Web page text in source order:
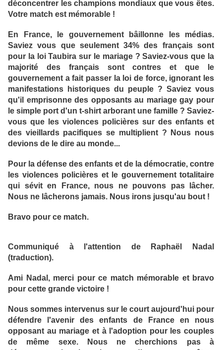
déconcentrer les champions mondiaux que vous êtes.
Votre match est mémorable !
En France, le gouvernement bâillonne les médias.
Saviez vous que seulement 34% des français sont
pour la loi Taubira sur le mariage ? Saviez-vous que la
majorité des français sont contres et que le
gouvernement a fait passer la loi de force, ignorant les
manifestations historiques du peuple ? Saviez vous
qu'il emprisonne des opposants au mariage gay pour
le simple port d'un t-shirt arborant une famille ? Saviez-
vous que les violences policières sur des enfants et
des vieillards pacifiques se multiplient ? Nous nous
devions de le dire au monde...
Pour la défense des enfants et de la démocratie, contre
les violences policières et le gouvernement totalitaire
qui sévit en France, nous ne pouvons pas lâcher.
Nous ne lâcherons jamais. Nous irons jusqu'au bout !
Bravo pour ce match.
Communiqué à l'attention de Raphaël Nadal
(traduction).
Ami Nadal, merci pour ce match mémorable et bravo
pour cette grande victoire !
Nous sommes intervenus sur le court aujourd'hui pour
défendre l'avenir des enfants de France en nous
opposant au mariage et à l'adoption pour les couples
de même sexe. Nous ne cherchions pas à